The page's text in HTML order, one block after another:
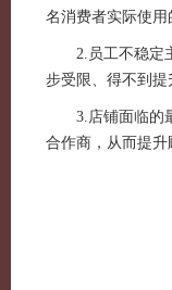
名消费者实际使用
2.员工不稳定主
步受限、得不到
3.店铺面临的最
合作商，从而提升